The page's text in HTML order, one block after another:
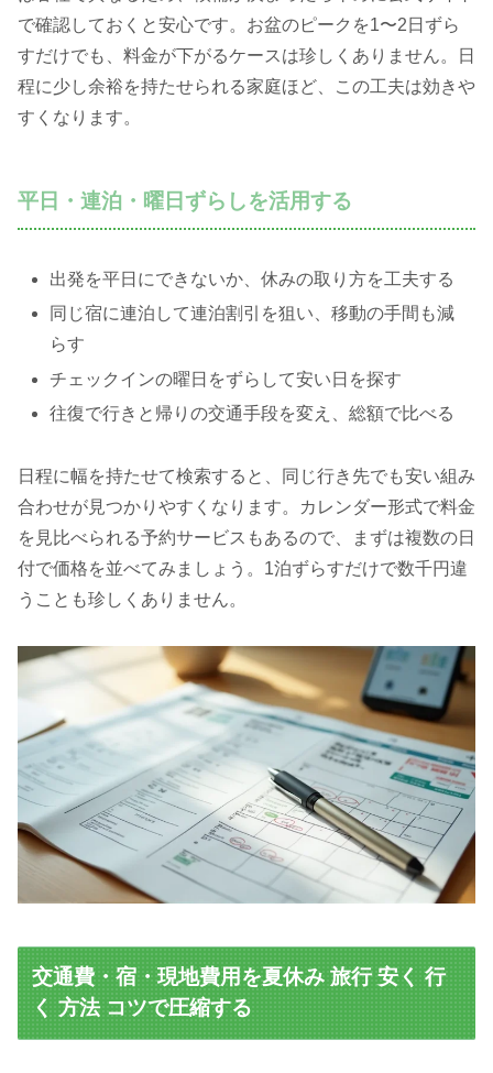
で確認しておくと安心です。お盆のピークを1〜2日ずら
すだけでも、料金が下がるケースは珍しくありません。日
程に少し余裕を持たせられる家庭ほど、この工夫は効きや
すくなります。
平日・連泊・曜日ずらしを活用する
出発を平日にできないか、休みの取り方を工夫する
同じ宿に連泊して連泊割引を狙い、移動の手間も減
らす
チェックインの曜日をずらして安い日を探す
往復で行きと帰りの交通手段を変え、総額で比べる
日程に幅を持たせて検索すると、同じ行き先でも安い組み
合わせが見つかりやすくなります。カレンダー形式で料金
を見比べられる予約サービスもあるので、まずは複数の日
付で価格を並べてみましょう。1泊ずらすだけで数千円違
うことも珍しくありません。
交通費・宿・現地費用を夏休み 旅行 安く 行
く 方法 コツで圧縮する